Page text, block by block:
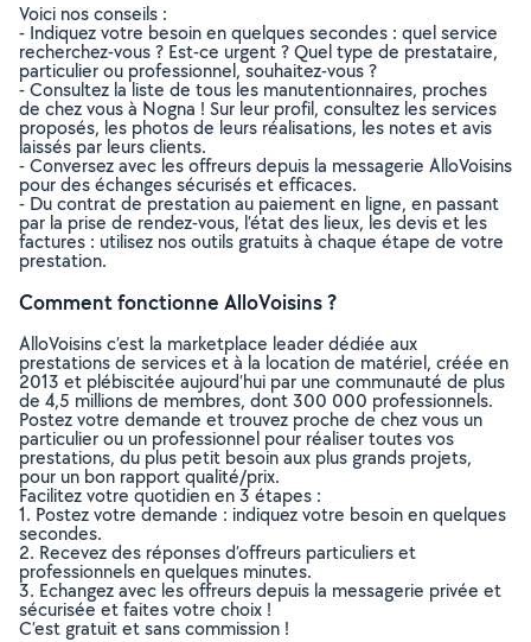
Voici nos conseils :
- Indiquez votre besoin en quelques secondes : quel service
recherchez-vous ? Est-ce urgent ? Quel type de prestataire,
particulier ou professionnel, souhaitez-vous ?
- Consultez la liste de tous les manutentionnaires, proches
de chez vous à Nogna ! Sur leur profil, consultez les services
proposés, les photos de leurs réalisations, les notes et avis
laissés par leurs clients.
- Conversez avec les offreurs depuis la messagerie AlloVoisins
pour des échanges sécurisés et efficaces.
- Du contrat de prestation au paiement en ligne, en passant
par la prise de rendez-vous, l’état des lieux, les devis et les
factures : utilisez nos outils gratuits à chaque étape de votre
prestation.
Comment fonctionne AlloVoisins ?
AlloVoisins c’est la marketplace leader dédiée aux
prestations de services et à la location de matériel, créée en
2013 et plébiscitée aujourd’hui par une communauté de plus
de 4,5 millions de membres, dont 300 000 professionnels.
Postez votre demande et trouvez proche de chez vous un
particulier ou un professionnel pour réaliser toutes vos
prestations, du plus petit besoin aux plus grands projets,
pour un bon rapport qualité/prix.
Facilitez votre quotidien en 3 étapes :
1. Postez votre demande : indiquez votre besoin en quelques
secondes.
2. Recevez des réponses d’offreurs particuliers et
professionnels en quelques minutes.
3. Echangez avec les offreurs depuis la messagerie privée et
sécurisée et faites votre choix !
C’est gratuit et sans commission !